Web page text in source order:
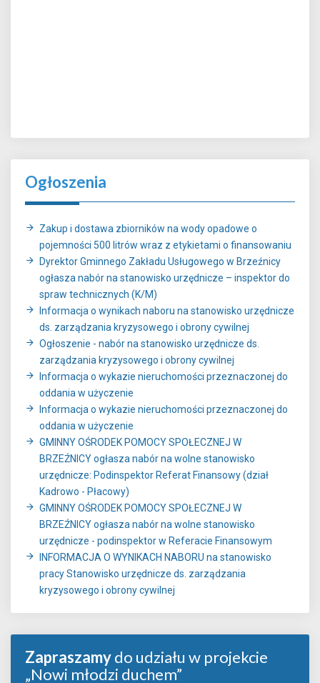
Ogłoszenia
Zakup i dostawa zbiorników na wody opadowe o
pojemności 500 litrów wraz z etykietami o finansowaniu
Dyrektor Gminnego Zakładu Usługowego w Brzeźnicy
ogłasza nabór na stanowisko urzędnicze – inspektor do
spraw technicznych (K/M)
Informacja o wynikach naboru na stanowisko urzędnicze
ds. zarządzania kryzysowego i obrony cywilnej
Ogłoszenie - nabór na stanowisko urzędnicze ds.
zarządzania kryzysowego i obrony cywilnej
Informacja o wykazie nieruchomości przeznaczonej do
oddania w użyczenie
Informacja o wykazie nieruchomości przeznaczonej do
oddania w użyczenie
GMINNY OŚRODEK POMOCY SPOŁECZNEJ W
BRZEŹNICY ogłasza nabór na wolne stanowisko
urzędnicze: Podinspektor Referat Finansowy (dział
Kadrowo - Płacowy)
GMINNY OŚRODEK POMOCY SPOŁECZNEJ W
BRZEŹNICY ogłasza nabór na wolne stanowisko
urzędnicze - podinspektor w Referacie Finansowym
INFORMACJA O WYNIKACH NABORU na stanowisko
pracy Stanowisko urzędnicze ds. zarządzania
kryzysowego i obrony cywilnej
Zapraszamydo udziału w projekcie
„Nowi młodzi duchem”